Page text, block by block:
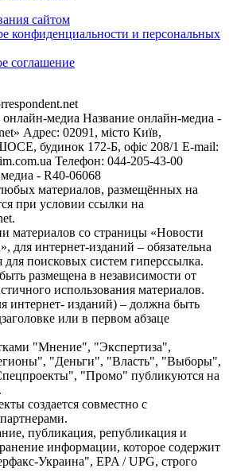
сайтом
конфиденциальности и персональных
соглашение
онлайн-медиа Название онлайн-медиа -
Адрес: 02091, місто Київ,
будинок 172-Б, офіс 208/1 E-mail:
Телефон: 044-205-43-00
- R40-06068
материалов, размещённых на
при условии ссылки на
материалов со страницы «Новости
для интернет-изданий – обязательна
для поисковых систем гиперссылка.
размещена в независимости от
использования материалов.
интернет- изданий) – должна быть
или в первом абзаце
"Мнение", "Экспертиза",
"Деньги", "Власть", "Выборы",
"Промо" публикуются на
создается совместно с
публикация, републикация и
информации, которое содержит
Украина", EPA / UPG, строго